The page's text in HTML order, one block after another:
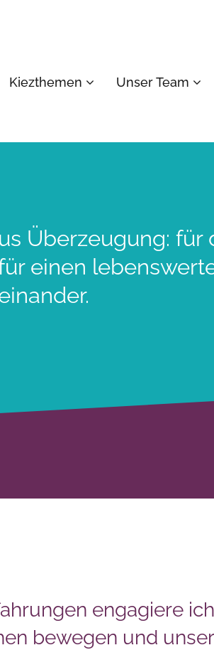
Kiezthemen Unser Team
Überzeugung: für
einen
engagiere ich
bewegen und